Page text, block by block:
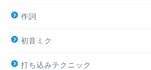
作詞
初音ミク
打ち込みテクニック